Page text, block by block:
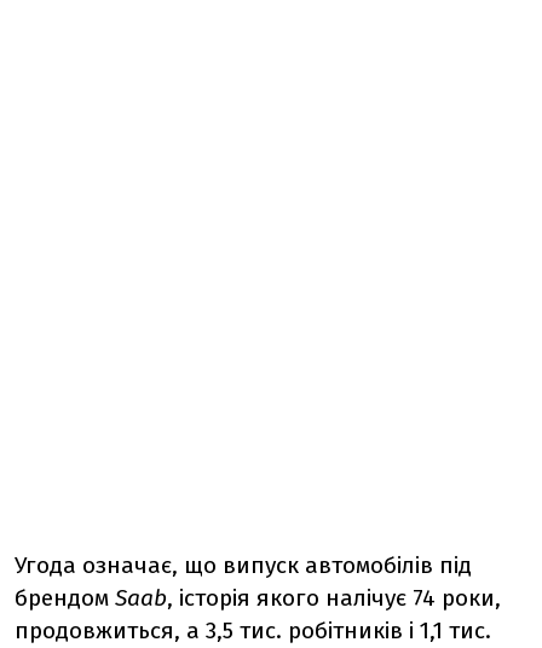
Угода означає, що випуск автомобілів під
брендом Saab, історія якого налічує 74 роки,
продовжиться, а 3,5 тис. робітників і 1,1 тис.